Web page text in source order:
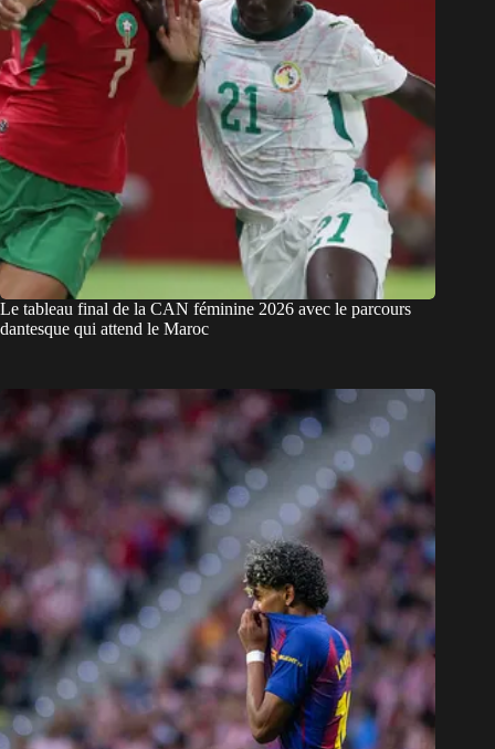
Le tableau final de la CAN féminine 2026 avec le parcours
dantesque qui attend le Maroc